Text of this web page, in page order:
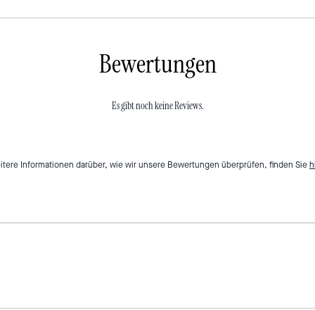
Bewertungen
Es gibt noch keine Reviews.
Informationen darüber, wie wir unsere Bewertungen überprüfen, finden Sie